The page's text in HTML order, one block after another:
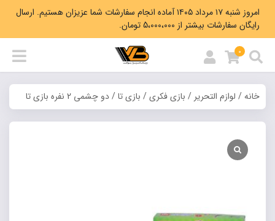
امروز شنبه ۱۷ مرداد ۱۴۰۵ آماده انجام سفارشات شما عزیزان هستیم. ارسال
رایگان سفارشات بیشتر از 5،000،000 تومان.
0
خانه/ لوازم التحریر / بازی فکری/ بازی تا/ دو چشمی 2 نفره بازی تا